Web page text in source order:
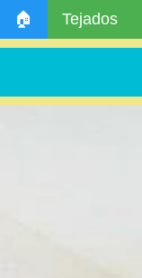
🏠 Tejados